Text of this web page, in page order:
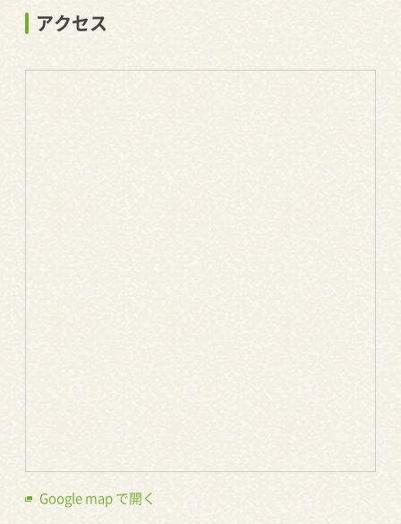
アクセス
Google map で開く